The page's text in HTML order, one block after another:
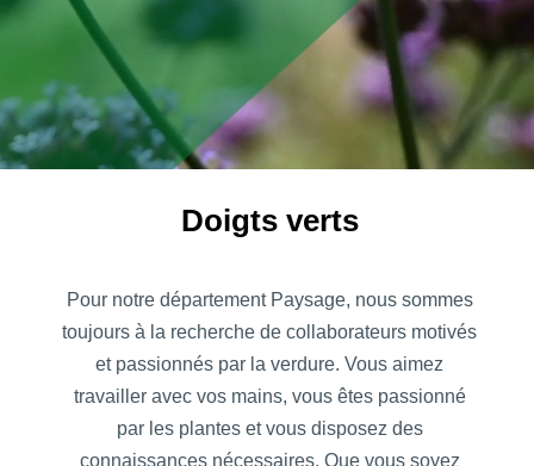
Doigts verts
Pour notre département Paysage, nous sommes
toujours à la recherche de collaborateurs motivés
et passionnés par la verdure. Vous aimez
travailler avec vos mains, vous êtes passionné
par les plantes et vous disposez des
connaissances nécessaires. Que vous soyez